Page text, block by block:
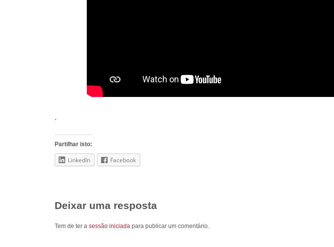
.
Partilhar isto:
LinkedIn Facebook
Deixar uma resposta
Tem de ter a sessão iniciada para publicar um comentário.